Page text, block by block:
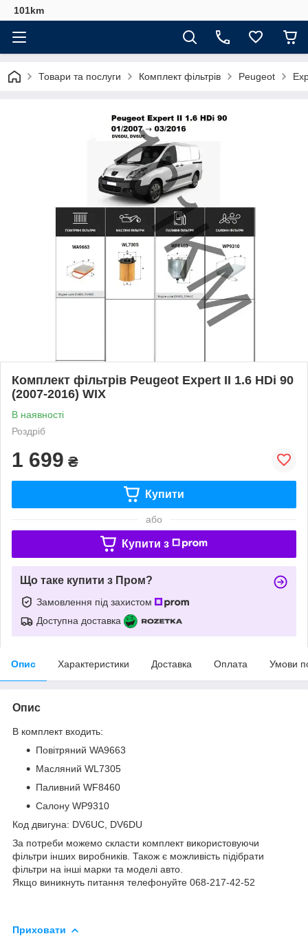
101km
Товари та послуги Комплект фільтрів Peugeot
Комплект фільтрів Peugeot Expert II 1.6 HDi 90
(2007-2016) WIX
В наявності
Роздріб
1 699 ₴
Купити
або
Купити з
Що таке купити з Пром?
Замовлення під захистом
Доступна доставка
Опис Характеристики Доставка Оплата Умови
Опис
В комплект входить:
Повітряний WA9663
Масляний WL7305
Паливний WF8460
Салону WP9310
Код двигуна: DV6UC, DV6DU
За потреби можемо скласти комплект використовуючи
фільтри інших виробників. Також є можливість підібрати
фільтри на інші марки та моделі авто.
Якщо виникнуть питання телефонуйте 068-217-42-52
Приховати